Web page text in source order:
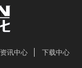
资讯中心 下载中心